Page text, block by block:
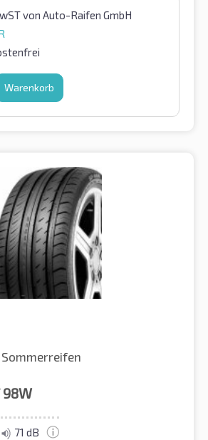
von Auto-Raifen GmbH
Warenkorb
Sommerreifen
98W
71 dB